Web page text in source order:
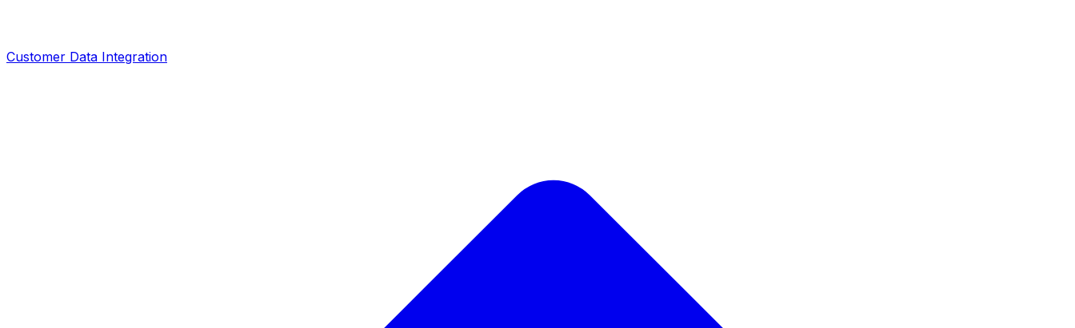
Customer Data Integration